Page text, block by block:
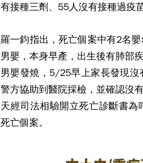
有接種三劑、55人沒有接種過疫
羅一鈞指出，死亡個案中有2名
男嬰，本身早產，出生後有肺部
男嬰發燒，5/25早上家長發現
警方協助到醫院採檢，並確認沒
天經司法相驗開立死亡診斷書
死亡個案。